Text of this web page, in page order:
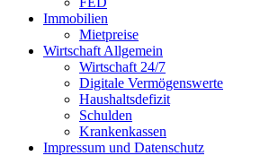
Immobilien
Mietpreise
Wirtschaft Allgemein
Wirtschaft 24/7
Digitale Vermögenswerte
Haushaltsdefizit
Schulden
Krankenkassen
Impressum und Datenschutz